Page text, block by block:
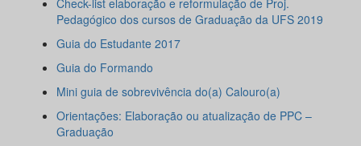
Check-list elaboração e reformulação de Proj.
Pedagógico dos cursos de Graduação da UFS 2019
Guia do Estudante 2017
Guia do Formando
Mini guia de sobrevivência do(a) Calouro(a)
Orientações: Elaboração ou atualização de PPC –
Graduação